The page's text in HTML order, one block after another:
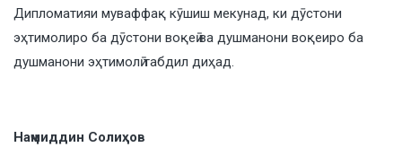
Дипломатияи муваффақ кӯшиш мекунад, ки дӯстони
эҳтимолиро ба дӯстони воқеӣ ва душманони воқеиро ба
душманони эҳтимолӣ табдил диҳад.
Наҷмиддин Солиҳов